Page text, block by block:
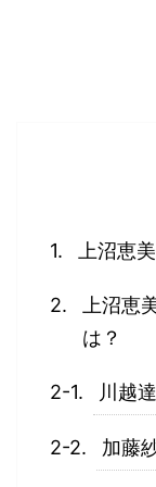
上沼恵
上沼恵
は？
川越
加藤